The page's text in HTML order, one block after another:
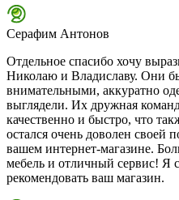
Серафим Антонов
Отдельное спасибо хочу
Николаю и Владиславу. Они
внимательными, аккуратно
выглядели. Их дружная
качественно и быстро, что
остался очень доволен своей
вашем интернет-магазине.
мебель и отличный сервис! Я
рекомендовать ваш магазин.